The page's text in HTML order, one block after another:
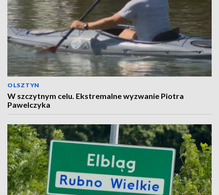
OLSZTYN
W szczytnym celu. Ekstremalne wyzwanie Piotra
Pawelczyka